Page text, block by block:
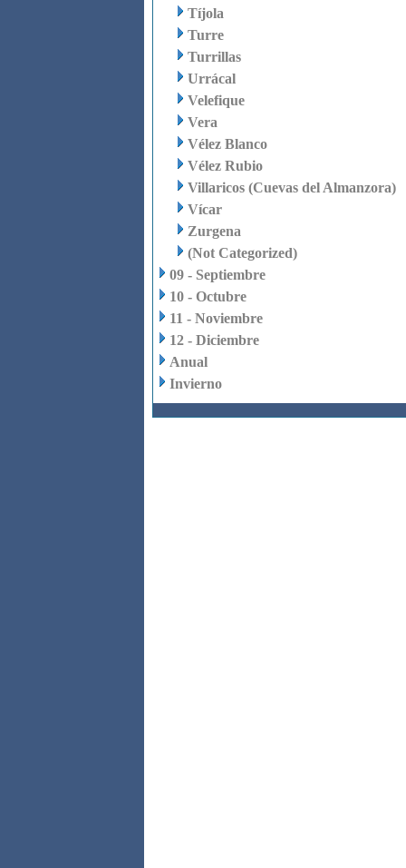
Tíjola
Turre
Turrillas
Urrácal
Velefique
Vera
Vélez Blanco
Vélez Rubio
Villaricos (Cuevas del Almanzora)
Vícar
Zurgena
(Not Categorized)
09 - Septiembre
10 - Octubre
11 - Noviembre
12 - Diciembre
Anual
Invierno